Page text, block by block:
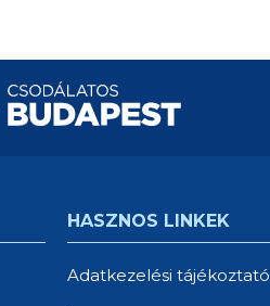
HASZNOS LINKEK
Adatkezelési tájékoztató